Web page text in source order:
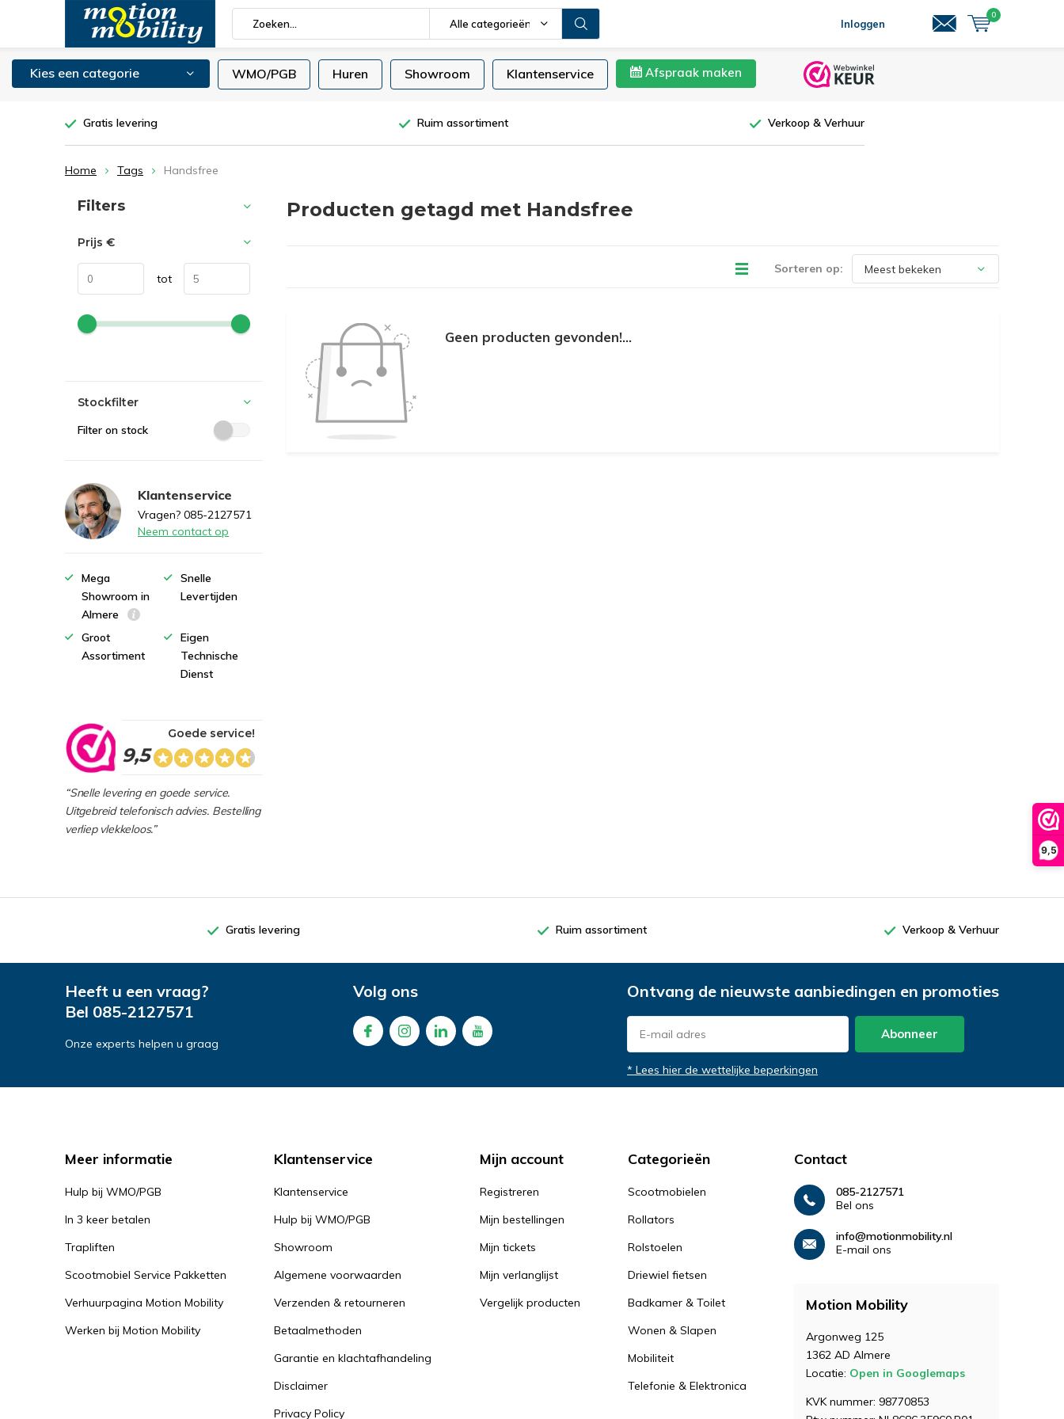
9,5
Alle categorieën Inloggen
0
Kies een categorie WMO/PGB Huren Showroom Klantenservice Afspraak maken
Gratis levering Ruim assortiment Verkoop & Verhuur
Home Tags Handsfree
Producten getagd met Handsfree
Sorteren op:
Geen producten gevonden!...
Sorteren op:
Filters
Prijs €
tot
Stockfilter
Filter on stock
Klantenservice
Vragen? 085-2127571
Neem contact op
Mega
Showroom in
Almere
Snelle
Levertijden
Groot
Assortiment
Eigen
Technische
Dienst
9,5
Goede service!
“Snelle levering en goede service.
Uitgebreid telefonisch advies. Bestelling
verliep vlekkeloos.”
Gratis levering Ruim assortiment Verkoop & Verhuur
Heeft u een vraag?
Bel 085-2127571
Onze experts helpen u graag
Volg ons Ontvang de nieuwste aanbiedingen en promoties
Abonneer
* Lees hier de wettelijke beperkingen
Meer informatie
Hulp bij WMO/PGB
In 3 keer betalen
Trapliften
Scootmobiel Service Pakketten
Verhuurpagina Motion Mobility
Werken bij Motion Mobility
Klantenservice
Klantenservice
Hulp bij WMO/PGB
Showroom
Algemene voorwaarden
Verzenden & retourneren
Betaalmethoden
Garantie en klachtafhandeling
Disclaimer
Privacy Policy
Mijn account
Registreren
Mijn bestellingen
Mijn tickets
Mijn verlanglijst
Vergelijk producten
Categorieën
Scootmobielen
Rollators
Rolstoelen
Driewiel fietsen
Badkamer & Toilet
Wonen & Slapen
Mobiliteit
Telefonie & Elektronica
Contact
085-2127571
Bel ons
info@motionmobility.nl
E-mail ons
Motion Mobility
Argonweg 125
1362 AD Almere
Locatie: Open in Googlemaps
KVK nummer: 98770853